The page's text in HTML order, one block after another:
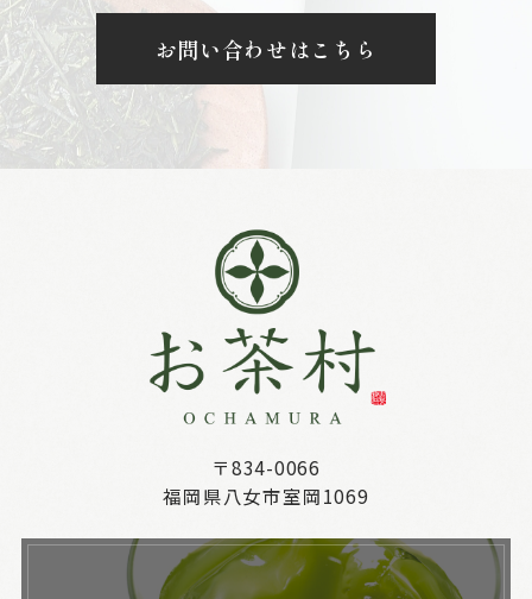
お問い合わせはこちら
〒834-0066
福岡県八女市室岡1069